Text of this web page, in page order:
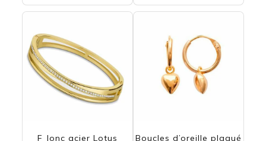
page
produit
F Jonc acier Lotus
Boucles d’oreille plaqué